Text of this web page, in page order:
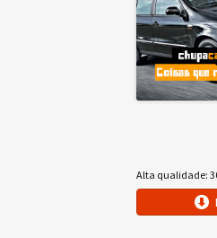
Alta qualidade: